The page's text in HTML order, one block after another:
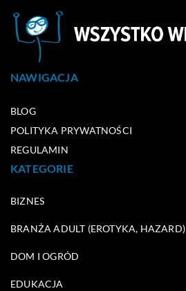
NAWIGACJA
BLOG
POLITYKA PRYWATNOŚCI
REGULAMIN
KATEGORIE
BIZNES
BRANŻA ADULT (EROTYKA, HAZARD)
DOM I OGRÓD
EDUKACJA